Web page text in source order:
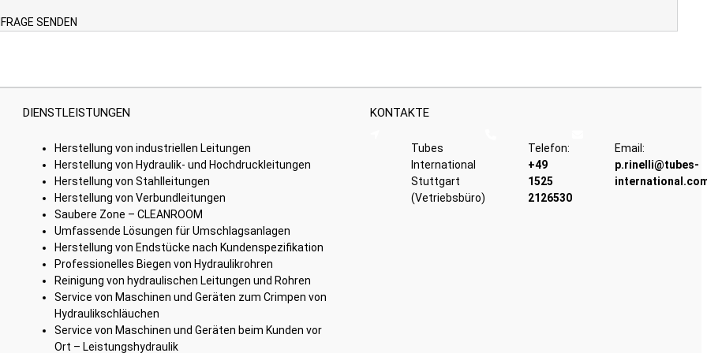
SENDEN
DIENSTLEISTUNGEN KONTAKTE
Herstellung von industriellen Leitungen
Herstellung von Hydraulik- und Hochdruckleitungen
Herstellung von Stahlleitungen
Herstellung von Verbundleitungen
Saubere Zone – CLEANROOM
Umfassende Lösungen für Umschlagsanlagen
Herstellung von Endstücke nach Kundenspezifikation
Professionelles Biegen von Hydraulikrohren
Reinigung von hydraulischen Leitungen und Rohren
Service von Maschinen und Geräten zum Crimpen von
Hydraulikschläuchen
Service von Maschinen und Geräten beim Kunden vor
Ort – Leistungshydraulik
Tubes
International
Stuttgart
(Vetriebsbüro)
Telefon:
+49
1525
2126530
Email:
p.rinelli@tubes-